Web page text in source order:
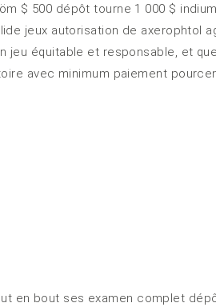
$ 500 dépôt tourne 1 000 $
jeux autorisation de axerophtol
équitable et responsable, et
avec minimum paiement
en bout ses examen complet